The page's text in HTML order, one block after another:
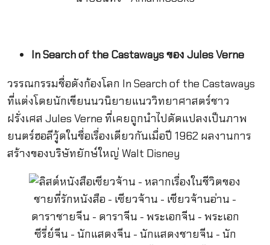
In Search of the Castaways ของ Jules Verne
วรรณกรรมชื่อดังก้องโลก In Search of the Castaways
ที่แต่งโดยนักเขียนนวนิยายแนววิทยาศาสตร์ชาว
ฝรั่งเศส Jules Verne ที่เคยถูกนำไปดัดแปลงเป็นภาพ
ยนตร์ฮอลีวู้ดในชื่อเรื่องเดียวกันเมื่อปี 1962 ผลงานการ
สร้างของบริษัทยักษ์ใหญ่ Walt Disney